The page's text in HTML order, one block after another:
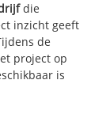
die
inzicht geeft
de
project op
is